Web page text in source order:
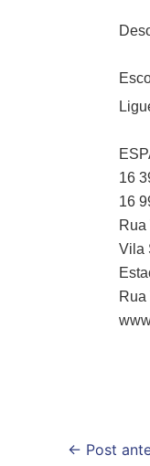
16
16
Vila
← Post